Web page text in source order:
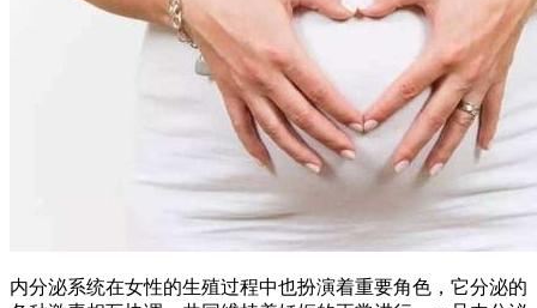
内分泌系统在女性的生殖过程中也扮演着重要角色，它分泌的